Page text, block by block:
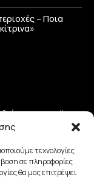
τεχνολογίες
σε πληροφορίες
θα μας επιτρέψει
– Ποια
στο email σας
ΕΓΓΡΑΦΗ